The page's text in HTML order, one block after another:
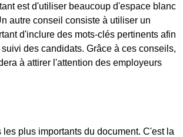
est d'utiliser beaucoup d'espace blanc
autre conseil consiste à utiliser un
d'inclure des mots-clés pertinents afin
des candidats. Grâce à ces conseils,
à attirer l'attention des employeurs
plus importants du document. C'est la